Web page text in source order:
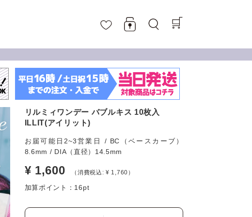
リルミィワンデー バブルキス 10枚入
ILLIT(アイリット)
お届可能日2~3営業日 / BC（ベースカーブ）
8.6mm / DIA（直径）14.5mm
¥ 1,600 （消費税込: ¥ 1,760）
加算ポイント： 16pt